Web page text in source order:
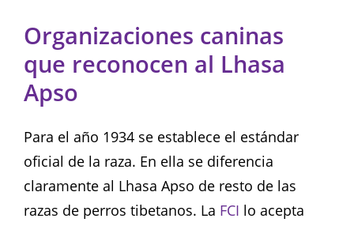
Organizaciones caninas
que reconocen al Lhasa
Apso
Para el año 1934 se establece el estándar
oficial de la raza. En ella se diferencia
claramente al Lhasa Apso de resto de las
razas de perros tibetanos. La FCI lo acepta